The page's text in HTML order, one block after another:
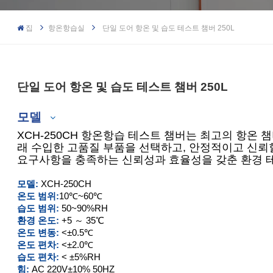
집 항온항습실 단일 도어 항온 및 습도 테스트 챔버 250L
단일 도어 항온 및 습도 테스트 챔버 250L
모델
250L
400L
500L
XCH-250CH 항온항습 테스트 챔버는 최고의 항온
래 수입한 고품질 부품을 선택하고, 안정적이고 신
요구사항을 충족하는 신뢰성과 효율성을 갖춘 환경
모델: XCH-250CH
온도 범위:10℃~60℃
습도 범위: 50~90%RH
환경 온도: +5 ～ 35℃
온도 변동: <±0.5℃
온도 편차:<±2.0℃
습도 편차:< ±5%RH
힘:AC 220V±10% 50HZ